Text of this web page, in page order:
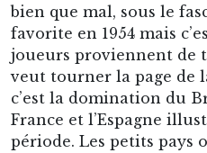
bien que mal, sous le
favorite en 1954 mais
joueurs proviennent de
veut tourner la page de
c’est la domination du
France et l’Espagne
période. Les petits pays